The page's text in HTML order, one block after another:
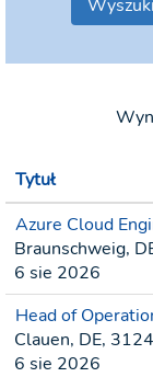
Tytuł
Azure Cloud
Braunschweig,
6 sie 2026
Head of
Clauen, DE,
6 sie 2026